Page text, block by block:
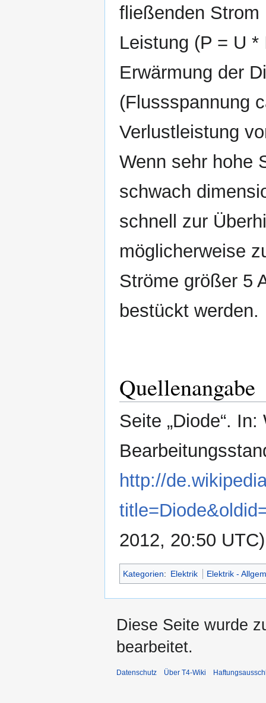
fließenden Strom
Leistung (P = U
Erwärmung der
(Flussspannung
Verlustleistung
Wenn sehr hohe
schwach
schnell zur
möglicherweise
Ströme größer 5
bestückt werden.
Quellenangabe
Seite „Diode“.
http://
2012, 20:50 UTC)
Kategorien: Elektrik Elektrik -
Diese Seite wurde
bearbeitet.
Datenschutz Über T4-Wiki